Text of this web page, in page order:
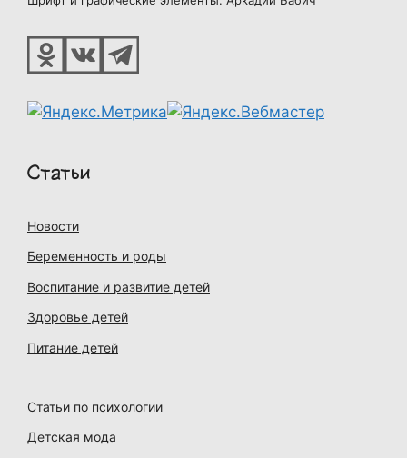
Статьи
Новости
Беременность и роды
Воспитание и развитие детей
Здоровье детей
Питание детей
Статьи по психологии
Детская мода